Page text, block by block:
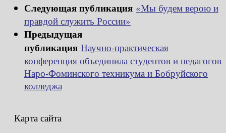
Следующая публикация «Мы будем верою и
правдой служить России»
Предыдущая
публикация Научно‑практическая
конференция объединила студентов и педагогов
Наро‑Фоминского техникума и Бобруйского
колледжа
Карта сайта